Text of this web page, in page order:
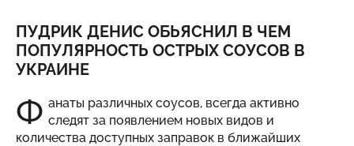
ПУДРИК ДЕНИС ОБЬЯСНИЛ В ЧЕМ
ПОПУЛЯРНОСТЬ ОСТРЫХ СОУСОВ В
УКРАИНЕ
Ф анаты различных соусов, всегда активно
следят за появлением новых видов и
количества доступных заправок в ближайших